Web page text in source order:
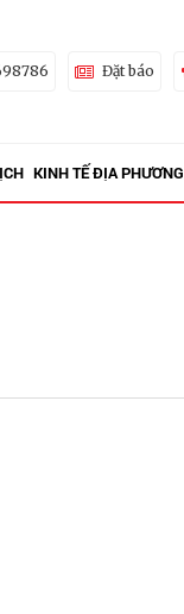
Đặt báo
KINH TẾ ĐỊA PHƯƠNG